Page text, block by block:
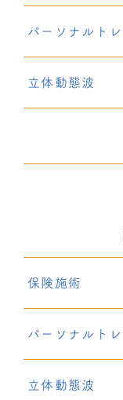
パーソナルト
立体動態波
鍼灸
リハサク
保険施術
パーソナルト
立体動態波